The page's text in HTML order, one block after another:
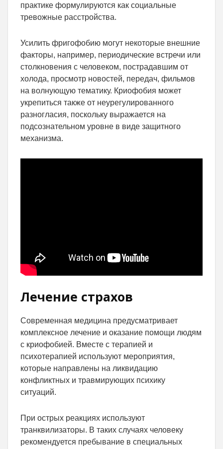
практике формулируются как социальные
тревожные расстройства.
Усилить фригофобию могут некоторые внешние
факторы, например, периодические встречи или
столкновения с человеком, пострадавшим от
холода, просмотр новостей, передач, фильмов
на волнующую тематику. Криофобия может
укрепиться также от неурегулированного
разногласия, поскольку выражается на
подсознательном уровне в виде защитного
механизма.
Лечение страхов
Современная медицина предусматривает
комплексное лечение и оказание помощи людям
с криофобией. Вместе с терапией и
психотерапией используют мероприятия,
которые направлены на ликвидацию
конфликтных и травмирующих психику
ситуаций.
При острых реакциях используют
транквилизаторы. В таких случаях человеку
рекомендуется пребывание в специальных